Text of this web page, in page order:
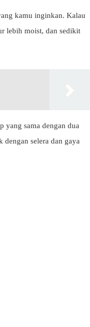
kamu inginkan. Kalau
lebih moist, dan sedikit
yang sama dengan dua
selera dan gaya